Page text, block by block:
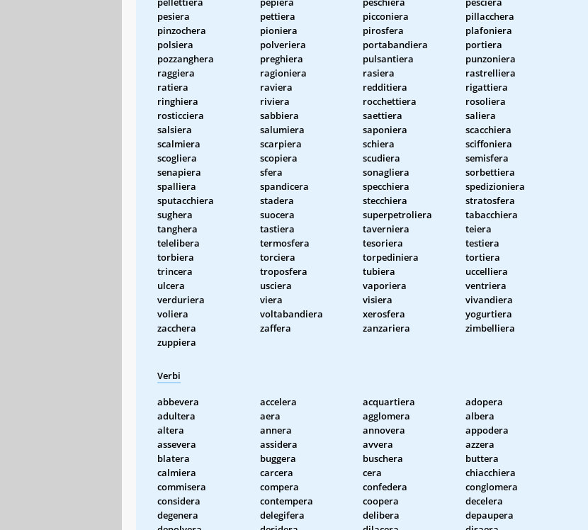
pesiera
pettiera picconiera
pillacchera
pinzochera
pioniera pirosfera
plafoniera
polsiera
polveriera portabandiera
portiera
pozzanghera
preghiera pulsantiera
punzoniera
raggiera
ragioniera rasiera
rastrelliera
ratiera
raviera redditiera
rigattiera
ringhiera
riviera rocchettiera
rosoliera
rosticciera
sabbiera saettiera
saliera
salsiera
salumiera saponiera
scacchiera
scalmiera
scarpiera schiera
sciffoniera
scogliera
scopiera scudiera
semisfera
senapiera
sfera sonagliera
sorbettiera
spalliera
spandicera specchiera
spedizioniera
sputacchiera
stadera stecchiera
stratosfera
sughera
suocera superpetroliera
tabacchiera
tanghera
tastiera taverniera
teiera
telelibera
termosfera tesoriera
testiera
torbiera
torciera torpediniera
tortiera
trincera
troposfera tubiera
uccelliera
ulcera
usciera vaporiera
ventriera
verduriera
viera visiera
vivandiera
voliera
voltabandiera xerosfera
yogurtiera
zacchera
zaffera zanzariera
zimbelliera
zuppiera
Verbi
abbevera accelera acquartiera
adopera
adultera
aera agglomera
albera
altera
annera annovera
appodera
assevera
assidera avvera
azzera
blatera
buggera buschera
buttera
calmiera
carcera cera
chiacchiera
commisera
compera confedera
conglomera
considera
contempera coopera
decelera
degenera
delegifera delibera
depaupera